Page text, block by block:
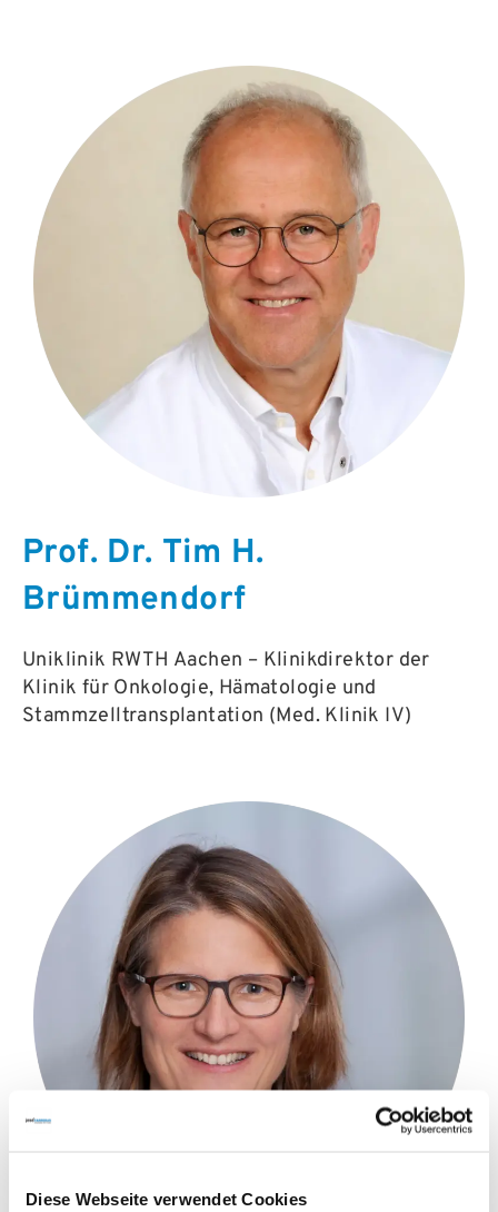
Diese Webseite verwendet Cookies
Prof. Dr. Tim H.
Brümmendorf
Uniklinik RWTH Aachen – Klinikdirektor der
Klinik für Onkologie, Hämatologie und
Stammzelltransplantation (Med. Klinik IV)